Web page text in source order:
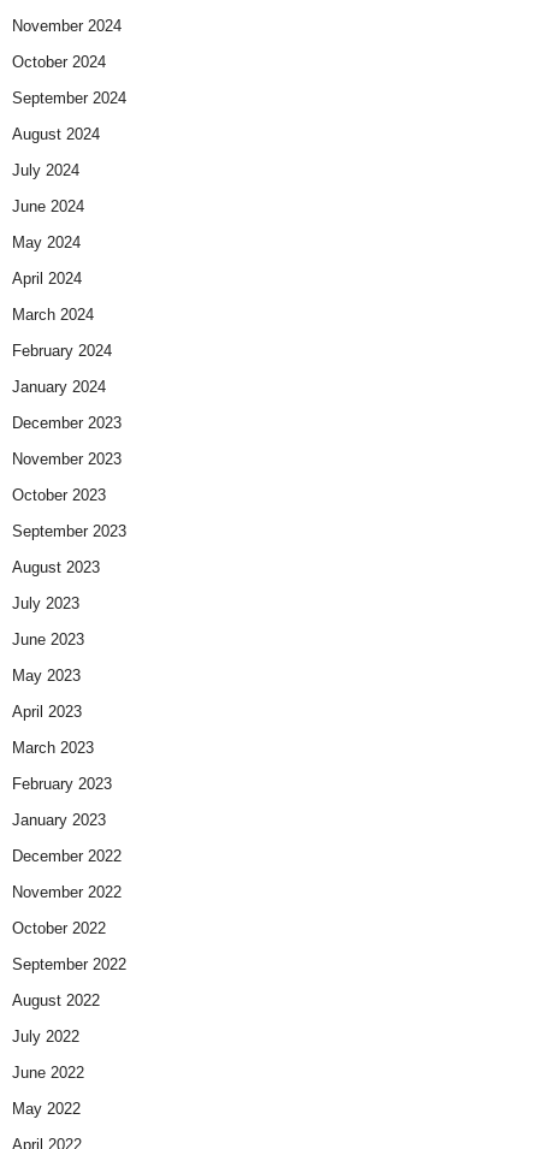
November 2024
October 2024
September 2024
August 2024
July 2024
June 2024
May 2024
April 2024
March 2024
February 2024
January 2024
December 2023
November 2023
October 2023
September 2023
August 2023
July 2023
June 2023
May 2023
April 2023
March 2023
February 2023
January 2023
December 2022
November 2022
October 2022
September 2022
August 2022
July 2022
June 2022
May 2022
April 2022